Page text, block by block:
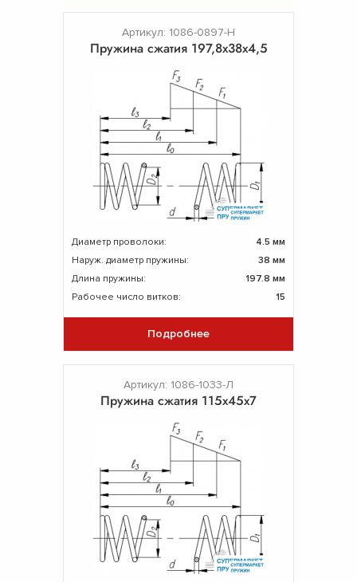
Артикул: 1086-0897-Н
Пружина сжатия 197,8х38х4,5
Диаметр проволоки:
4.5 мм
Наруж. диаметр пружины:
38 мм
Длина пружины:
197.8 мм
Рабочее число витков:
15
Подробнее
Артикул: 1086-1033-Л
Пружина сжатия 115х45х7